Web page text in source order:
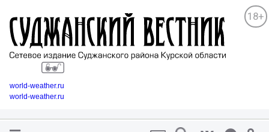
18+
world-weather.ru
world-weather.ru